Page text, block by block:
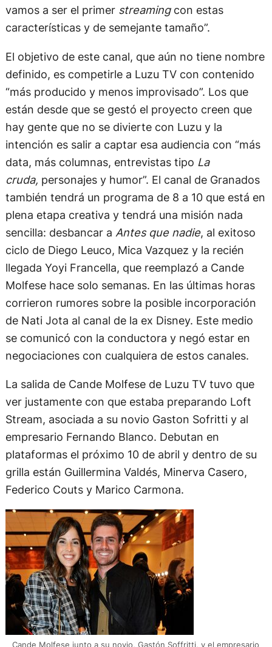
vamos a ser el primer streamingcon estas
características y de semejante tamaño”.
El objetivo de este canal, que aún no tiene nombre
definido, es competirle a Luzu TV con contenido
“más producido y menos improvisado”. Los que
están desde que se gestó el proyecto creen que
hay gente que no se divierte con Luzu y la
intención es salir a captar esa audiencia con “más
data, más columnas, entrevistas tipo La
cruda, personajes y humor”. El canal de Granados
también tendrá un programa de 8 a 10 que está en
plena etapa creativa y tendrá una misión nada
sencilla: desbancar a Antes que nadie, al exitoso
ciclo de Diego Leuco, Mica Vazquez y la recién
llegada Yoyi Francella, que reemplazó a Cande
Molfese hace solo semanas. En las últimas horas
corrieron rumores sobre la posible incorporación
de Nati Jota al canal de la ex Disney. Este medio
se comunicó con la conductora y negó estar en
negociaciones con cualquiera de estos canales.
La salida de Cande Molfese de Luzu TV tuvo que
ver justamente con que estaba preparando Loft
Stream, asociada a su novio Gaston Sofritti y al
empresario Fernando Blanco. Debutan en
plataformas el próximo 10 de abril y dentro de su
grilla están Guillermina Valdés, Minerva Casero,
Federico Couts y Marico Carmona.
Cande Molfese junto a su novio, Gastón Soffritti, y el empresario